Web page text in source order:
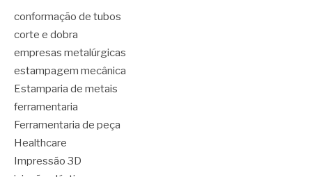
conformação de tubos
corte e dobra
empresas metalúrgicas
estampagem mecânica
Estamparia de metais
ferramentaria
Ferramentaria de peça
Healthcare
Impressão 3D